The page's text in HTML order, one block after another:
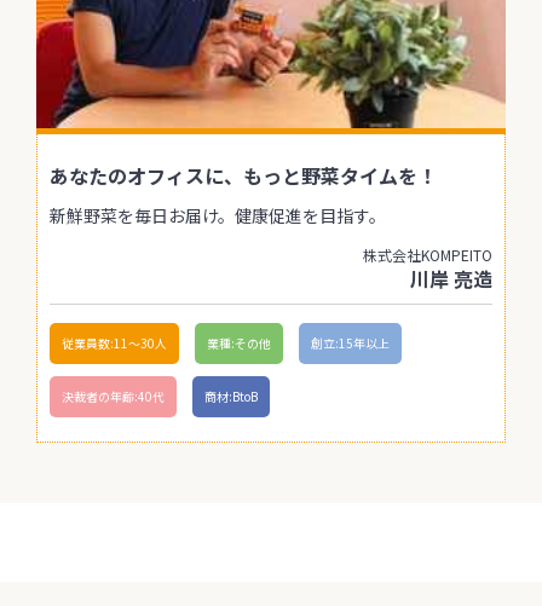
あなたのオフィスに、もっと野菜タイムを！
新鮮野菜を毎日お届け。健康促進を目指す。
株式会社KOMPEITO
川岸 亮造
従業員数:11〜30人 業種:その他 創立:15年以上
決裁者の年齢:40代 商材:BtoB